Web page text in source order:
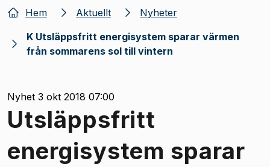
Hem Aktuellt
Nyheter
K Utsläppsfritt energisystem sparar värmen
från sommarens sol till vintern
Nyhet 3 okt 2018 07:00
Utsläppsfritt
energisystem sparar